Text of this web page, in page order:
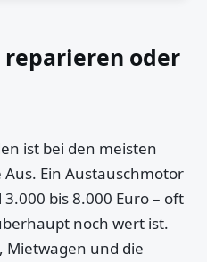
reparieren oder
ist bei den meisten
Ein Austauschmotor
bis 8.000 Euro – oft
noch wert ist.
Mietwagen und die